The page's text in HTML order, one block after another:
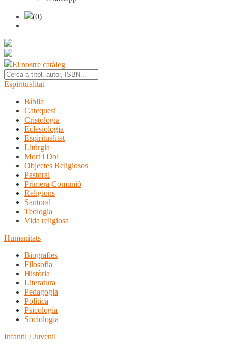
(0)
El nostre catàleg
Espiritualitat
Bíblia
Catequesi
Cristologia
Eclesiologia
Espiritualitat
Litúrgia
Mort i Dol
Objectes Religiosos
Pastoral
Primera Comunió
Religions
Santoral
Teologia
Vida religiosa
Humanitats
Biografies
Filosofia
Història
Literatura
Pedagogia
Política
Psicologia
Sociologia
Infantil / Juvenil